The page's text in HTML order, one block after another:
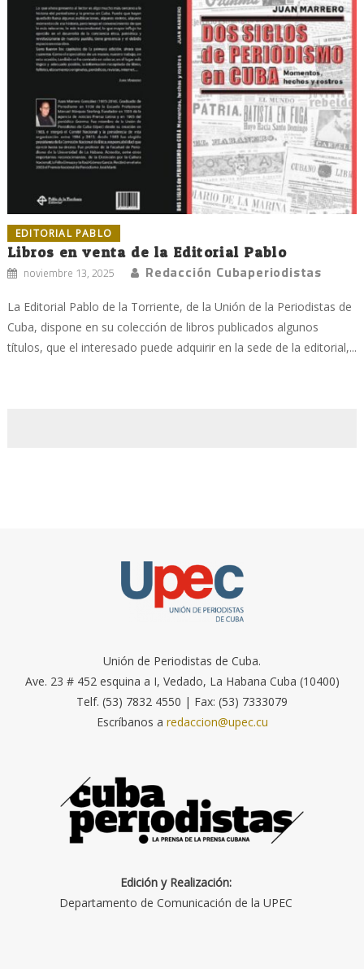
EDITORIAL PABLO
Libros en venta de la Editorial Pablo
noviembre 13, 2025 Redacción Cubaperiodistas
La Editorial Pablo de la Torriente, de la Unión de la Periodistas de
Cuba, dispone en su colección de libros publicados algunos
títulos, que el interesado puede adquirir en la sede de la editorial,...
Unión de Periodistas de Cuba.
Ave. 23 # 452 esquina a I, Vedado, La Habana Cuba (10400)
Telf. (53) 7832 4550 | Fax: (53) 7333079
Escríbanos a redaccion@upec.cu
Edición y Realización:
Departamento de Comunicación de la UPEC